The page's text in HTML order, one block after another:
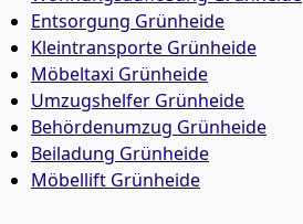
Entsorgung Grünheide
Kleintransporte Grünheide
Möbeltaxi Grünheide
Umzugshelfer Grünheide
Behördenumzug Grünheide
Beiladung Grünheide
Möbellift Grünheide